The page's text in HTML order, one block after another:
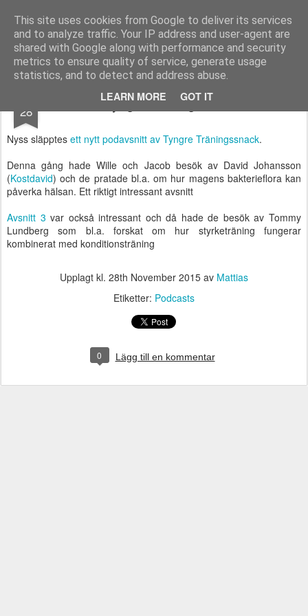
This site uses cookies from Google to deliver its services
and to analyze traffic. Your IP address and user-agent are
shared with Google along with performance and security
metrics to ensure quality of service, generate usage
statistics, and to detect and address abuse.
LEARN MORE GOT IT
Functional Fitness by Mattias - Träningsinspiration & träningsfilmer
Pages
28 Tyngre Träningssnack
Nyss släpptes ett nytt podavsnitt av Tyngre Träningssnack.
Denna gång hade Wille och Jacob besök av David Johansson
(Kostdavid) och de pratade bl.a. om hur magens bakterieflora kan
påverka hälsan. Ett riktigt intressant avsnitt
Avsnitt 3 var också intressant och då hade de besök av Tommy
Lundberg som bl.a. forskat om hur styrketräning fungerar
kombinerat med konditionsträning
Upplagt kl. 28th November 2015 av Mattias
Etiketter: Podcasts
0 Lägg till en kommentar